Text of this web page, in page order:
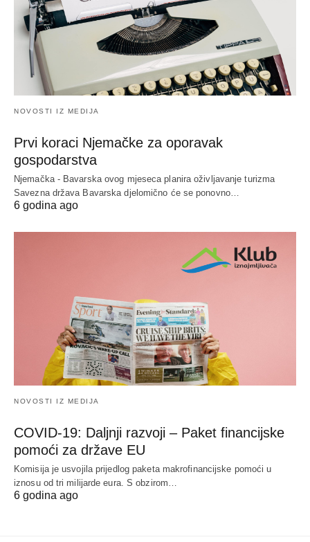
NOVOSTI IZ MEDIJA
Prvi koraci Njemačke za oporavak
gospodarstva
Njemačka - Bavarska ovog mjeseca planira oživljavanje turizma
Savezna država Bavarska djelomično će se ponovno…
6 godina ago
NOVOSTI IZ MEDIJA
COVID-19: Daljnji razvoji – Paket financijske
pomoći za države EU
Komisija je usvojila prijedlog paketa makrofinancijske pomoći u
iznosu od tri milijarde eura. S obzirom…
6 godina ago